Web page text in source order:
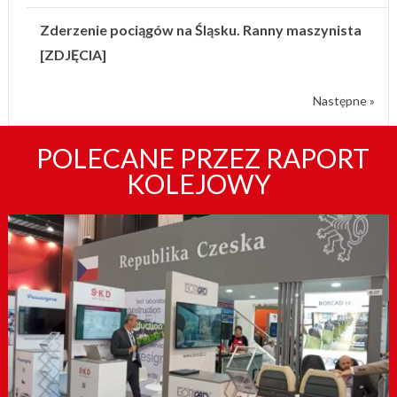
Zderzenie pociągów na Śląsku. Ranny maszynista
[ZDJĘCIA]
Następne »
POLECANE PRZEZ RAPORT
KOLEJOWY